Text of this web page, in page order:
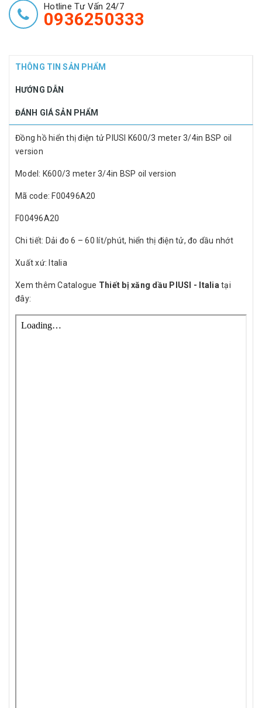
Hotline Tư Vấn 24/7
0936250333
THÔNG TIN SẢN PHẨM
HƯỚNG DẪN
ĐÁNH GIÁ SẢN PHẨM
Đồng hồ hiển thị điện tử PIUSI K600/3 meter 3/4in BSP oil
version
Model: K600/3 meter 3/4in BSP oil version
Mã code: F00496A20
F00496A20
Chi tiết: Dải đo 6 – 60 lít/phút, hiển thị điện tử, đo dầu nhớt
Xuất xứ: Italia
Xem thêm Catalogue Thiết bị xăng dầu PIUSI - Italia tại
đây: